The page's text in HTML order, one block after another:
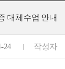
대체수업 안내
24 작성자